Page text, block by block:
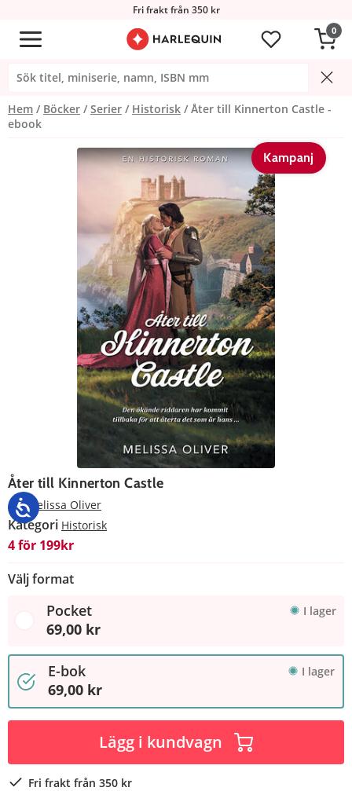
Fri frakt från 350 kr
0
Hem Böcker Serier Historisk
Åter till Kinnerton Castle -
ebook
Kampanj
Åter till Kinnerton Castle
AvMelissa Oliver
Kategori Historisk
4 för 199kr
Välj format
Pocket I lager
69,00 kr
E-bok I lager
69,00 kr
Lägg i kundvagn
Fri frakt från 350 kr